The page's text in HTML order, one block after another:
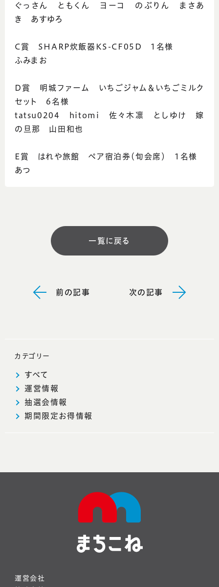
ぐっさん ともくん ヨーコ のぶりん まさあ
き あすゆろ
C賞 SHARP炊飯器KS-CF05D 1名様
ふみまお
D賞 明城ファーム いちごジャム＆いちごミルク
セット 6名様
tatsu0204 hitomi 佐々木凛 としゆけ 嫁
の旦那 山田和也
E賞 はれや旅館 ペア宿泊券（旬会席） 1名様
あつ
一覧に戻る
前の記事 次の記事
カテゴリー
すべて
運営情報
抽選会情報
期間限定お得情報
運営会社